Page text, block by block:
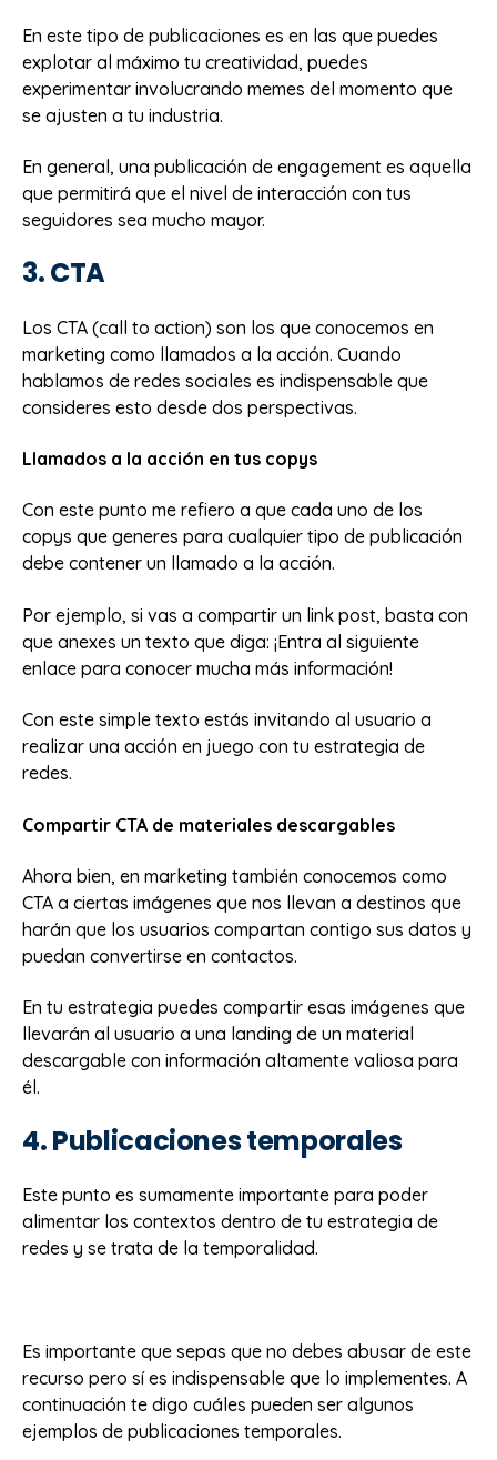
En este tipo de publicaciones es en las que puedes
explotar al máximo tu creatividad, puedes
experimentar involucrando memes del momento que
se ajusten a tu industria.
En general, una publicación de engagement es aquella
que permitirá que el nivel de interacción con tus
seguidores sea mucho mayor.
3. CTA
Los CTA (call to action) son los que conocemos en
marketing como llamados a la acción. Cuando
hablamos de redes sociales es indispensable que
consideres esto desde dos perspectivas.
Llamados a la acción en tus copys
Con este punto me refiero a que cada uno de los
copys que generes para cualquier tipo de publicación
debe contener un llamado a la acción.
Por ejemplo, si vas a compartir un link post, basta con
que anexes un texto que diga: ¡Entra al siguiente
enlace para conocer mucha más información!
Con este simple texto estás invitando al usuario a
realizar una acción en juego con tu estrategia de
redes.
Compartir CTA de materiales descargables
Ahora bien, en marketing también conocemos como
CTA a ciertas imágenes que nos llevan a destinos que
harán que los usuarios compartan contigo sus datos y
puedan convertirse en contactos.
En tu estrategia puedes compartir esas imágenes que
llevarán al usuario a una landing de un material
descargable con información altamente valiosa para
él.
4. Publicaciones temporales
Este punto es sumamente importante para poder
alimentar los contextos dentro de tu estrategia de
redes y se trata de la temporalidad.
Es importante que sepas que no debes abusar de este
recurso pero sí es indispensable que lo implementes. A
continuación te digo cuáles pueden ser algunos
ejemplos de publicaciones temporales.